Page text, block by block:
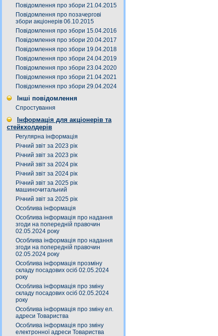
Повідомлення про збори 21.04.2015
Повідомлення про позачергові
збори акціонерів 06.10.2015
Повідомлення про збори 15.04.2016
Повідомлення про збори 20.04.2017
Повідомлення про збори 19.04.2018
Повідомлення про збори 24.04.2019
Повідомлення про збори 23.04.2020
Повідомлення про збори 21.04.2021
Повідомлення про збори 29.04.2024
Інші повідомлення
Спростування
Інформація для акціонерів та
стейкхолдерів
Регулярна інформація
Річний звіт за 2023 рік
Річний звіт за 2023 рік
Річний звіт за 2024 рік
Річний звіт за 2024 рік
Річний звіт за 2025 рік
машиночитальний
Річний звіт за 2025 рік
Особлива інформація
Особлива інформація про надання
згоди на попередній правочин
02.05.2024 року
Особлива інформація про надання
згоди на попередній правочин
02.05.2024 року
Особлива інформація прозміну
складу посадових осіб 02.05.2024
року
Особлива інформація про зміну
складу посадових осіб 02.05.2024
року
Особлива інформація про зміну ел.
адреси Товариства
Особлива інформація про зміну
електронної адреси Товариства